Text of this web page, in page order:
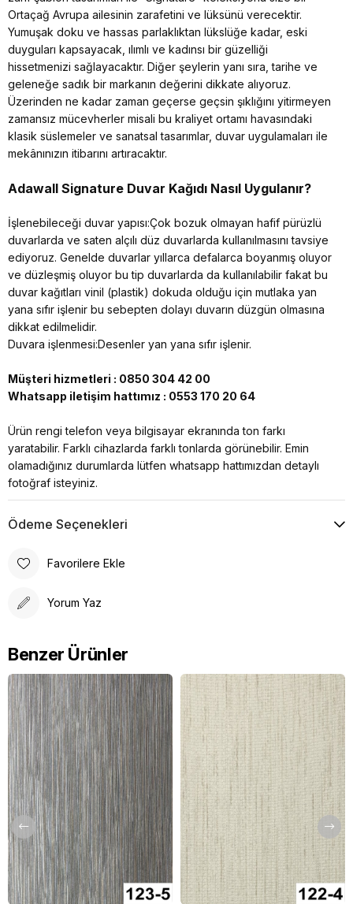
Ortaçağ Avrupa ailesinin zarafetini ve lüksünü verecektir.
Yumuşak doku ve hassas parlaklıktan lükslüğe kadar, eski
duyguları kapsayacak, ılımlı ve kadınsı bir güzelliği
hissetmenizi sağlayacaktır. Diğer şeylerin yanı sıra, tarihe ve
geleneğe sadık bir markanın değerini dikkate alıyoruz.
Üzerinden ne kadar zaman geçerse geçsin şıklığını yitirmeyen
zamansız mücevherler misali bu kraliyet ortamı havasındaki
klasik süslemeler ve sanatsal tasarımlar, duvar uygulamaları ile
mekânınızın itibarını artıracaktır.
Adawall Signature Duvar Kağıdı Nasıl Uygulanır?
İşlenebileceği duvar yapısı:Çok bozuk olmayan hafif pürüzlü
duvarlarda ve saten alçılı düz duvarlarda kullanılmasını tavsiye
ediyoruz. Genelde duvarlar yıllarca defalarca boyanmış oluyor
ve düzleşmiş oluyor bu tip duvarlarda da kullanılabilir fakat bu
duvar kağıtları vinil (plastik) dokuda olduğu için mutlaka yan
yana sıfır işlenir bu sebepten dolayı duvarın düzgün olmasına
dikkat edilmelidir.
Duvara işlenmesi:Desenler yan yana sıfır işlenir.
Müşteri hizmetleri : 0850 304 42 00
Whatsapp iletişim hattımız : 0553 170 20 64
Ürün rengi telefon veya bilgisayar ekranında ton farkı
yaratabilir. Farklı cihazlarda farklı tonlarda görünebilir. Emin
olamadığınız durumlarda lütfen whatsapp hattımızdan detaylı
fotoğraf isteyiniz.
Ödeme Seçenekleri
Favorilere Ekle
Yorum Yaz
Benzer Ürünler